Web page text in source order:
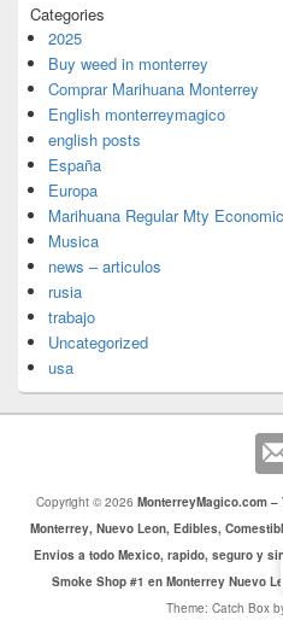
Categories
2025
Buy weed in monterrey
Comprar Marihuana Monterrey
English monterreymagico
english posts
España
Europa
Marihuana Regular Mty
Musica
news – articulos
rusia
trabajo
Uncategorized
usa
Copyright © 2026 MonterreyMagico.com –
Monterrey, Nuevo Leon, Edibles,
Envios a todo Mexico, rapido, seguro y
Smoke Shop #1 en Monterrey Nuevo
Theme: Catch Box